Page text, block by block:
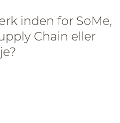
inden for SoMe,
Chain eller